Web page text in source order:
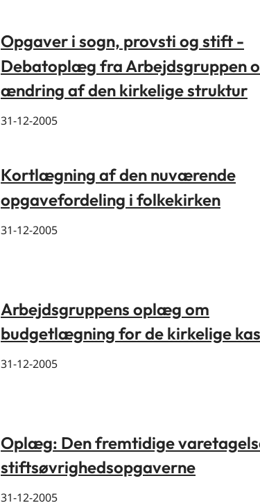
Opgaver i sogn, provsti og stift -
Debatoplæg fra Arbejdsgruppen
ændring af den kirkelige struktur
31-12-2005
Kortlægning af den nuværende
opgavefordeling i folkekirken
31-12-2005
Arbejdsgruppens oplæg om
budgetlægning for de kirkelige
31-12-2005
Oplæg: Den fremtidige
stiftsøvrighedsopgaverne
31-12-2005